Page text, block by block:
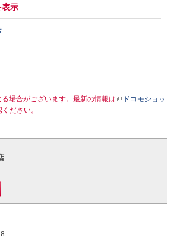
表示
場合がございます。最新の情報は
ドコモショッ
ださい。